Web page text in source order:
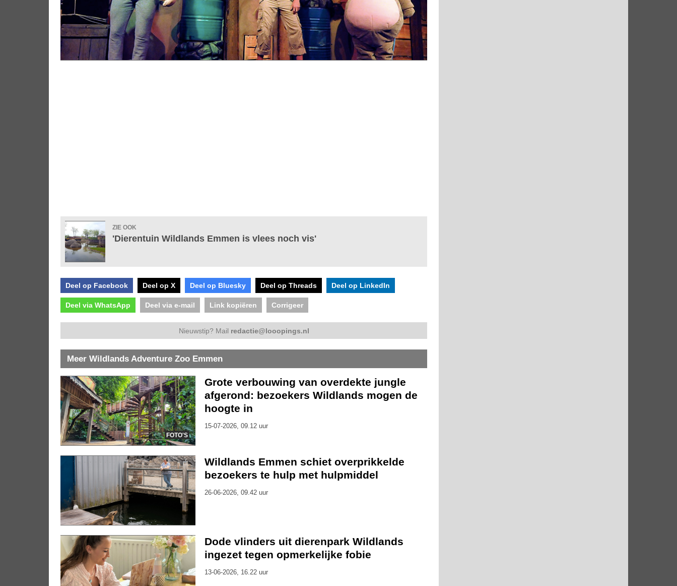
ZIE OOK
'Dierentuin Wildlands Emmen is vlees noch vis'
Deel op Facebook Deel op X Deel op Bluesky Deel op Threads Deel op LinkedIn
Deel via WhatsApp Deel via e-mail Link kopiëren Corrigeer
Nieuwstip? Mail redactie@looopings.nl
Meer Wildlands Adventure Zoo Emmen
FOTO'S
Grote verbouwing van overdekte jungle
afgerond: bezoekers Wildlands mogen de
hoogte in
15-07-2026, 09.12 uur
Wildlands Emmen schiet overprikkelde
bezoekers te hulp met hulpmiddel
26-06-2026, 09.42 uur
Dode vlinders uit dierenpark Wildlands
ingezet tegen opmerkelijke fobie
13-06-2026, 16.22 uur